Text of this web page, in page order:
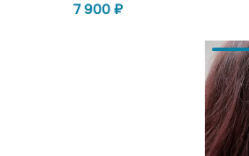
7 900 ₽